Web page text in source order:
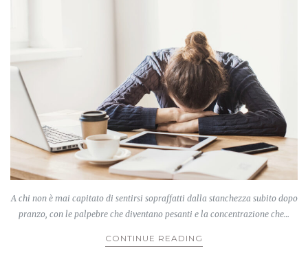
A chi non è mai capitato di sentirsi sopraffatti dalla stanchezza subito dopo
pranzo, con le palpebre che diventano pesanti e la concentrazione che…
CONTINUE READING